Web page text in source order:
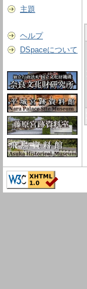
主題
ヘルプ
DSpaceについて